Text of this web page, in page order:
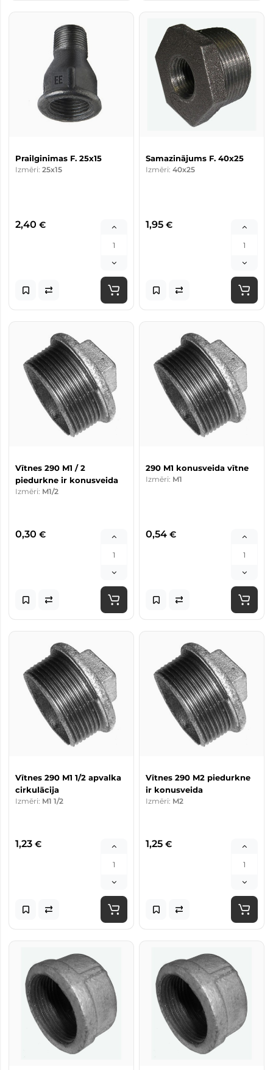
Prailginimas F. 25x15
Izmēri: 25x15
2,40 €
Samazinājums F. 40x25
Izmēri: 40x25
1,95 €
Vītnes 290 M1 / ​​2
piedurkne ir konusveida
Izmēri: M1/2
0,30 €
290 M1 konusveida vītne
Izmēri: M1
0,54 €
Vītnes 290 M1 1/2 apvalka
cirkulācija
Izmēri: M1 1/2
1,23 €
Vītnes 290 M2 piedurkne
ir konusveida
Izmēri: M2
1,25 €